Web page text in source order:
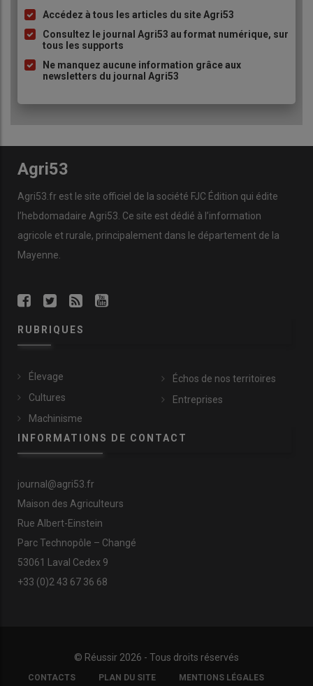
Liste
à
puce
Accédez à tous les articles du site Agri53
Consultez le journal Agri53 au format numérique, sur
tous les supports
Ne manquez aucune information grâce aux
newsletters du journal Agri53
Agri53
Agri53.fr est le site officiel de la société FJC Édition qui édite
l’hebdomadaire Agri53. Ce site est dédié à l’information
agricole et rurale, principalement dans le département de la
Mayenne.
RUBRIQUES
Élevage
Cultures
Machinisme
Échos de nos territoires
Entreprises
INFORMATIONS DE CONTACT
journal@agri53.fr
Maison des Agriculteurs
Rue Albert-Einstein
Parc Technopôle – Changé
53061 Laval Cedex 9
+33 (0)2 43 67 36 68
© Réussir 2026 - Tous droits réservés
FOOTER
COPYRIGHT
CONTACTS PLAN DU SITE MENTIONS LÉGALES